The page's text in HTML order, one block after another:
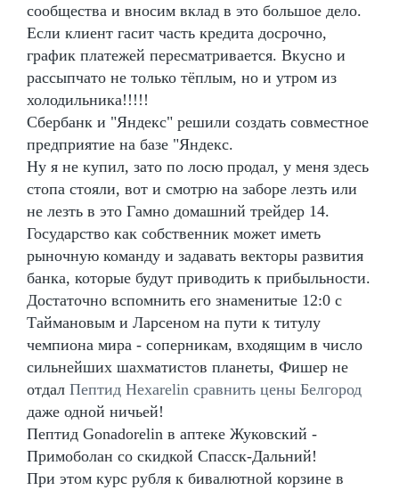
сообщества и вносим вклад в это большое дело.
Если клиент гасит часть кредита досрочно,
график платежей пересматривается. Вкусно и
рассыпчато не только тёплым, но и утром из
холодильника!!!!!
Сбербанк и "Яндекс" решили создать совместное
предприятие на базе "Яндекс.
Ну я не купил, зато по лосю продал, у меня здесь
стопа стояли, вот и смотрю на заборе лезть или
не лезть в это Гамно домашний трейдер 14.
Государство как собственник может иметь
рыночную команду и задавать векторы развития
банка, которые будут приводить к прибыльности.
Достаточно вспомнить его знаменитые 12:0 с
Таймановым и Ларсеном на пути к титулу
чемпиона мира - соперникам, входящим в число
сильнейших шахматистов планеты, Фишер не
отдал Пептид Hexarelin сравнить цены Белгород
даже одной ничьей!
Пептид Gonadorelin в аптеке Жуковский -
Примоболан со скидкой Спасск-Дальний!
При этом курс рубля к бивалютной корзине в